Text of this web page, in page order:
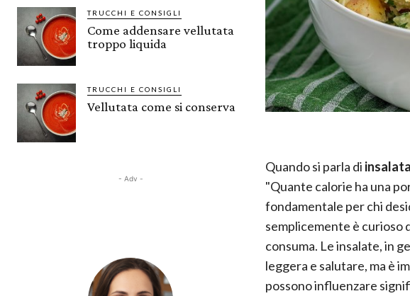
TRUCCHI E CONSIGLI
Come addensare vellutata
troppo liquida
TRUCCHI E CONSIGLI
Vellutata come si conserva
- Adv -
Quando si parla di
"Quante calorie ha una
fondamentale per chi
semplicemente è curioso
consuma. Le insalate, in
leggera e salutare, ma è
possono influenzare